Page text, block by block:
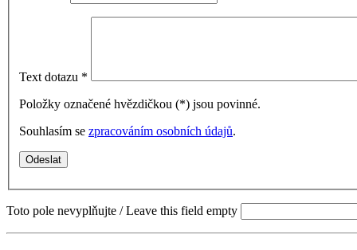
Text dotazu *
Položky označené hvězdičkou (*) jsou povinné.
Souhlasím se zpracováním osobních údajů.
Toto pole nevyplňujte / Leave this field empty